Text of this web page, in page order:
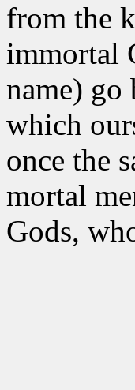
from the
immortal
name)
which
once the
mortal
Gods,